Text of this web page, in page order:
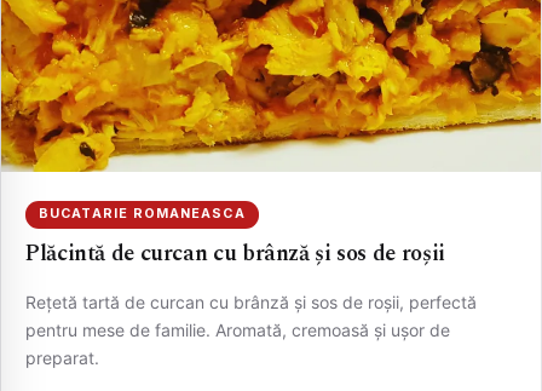
BUCATARIE ROMANEASCA
Plăcintă de curcan cu brânză și sos de roșii
Rețetă tartă de curcan cu brânză și sos de roșii, perfectă
pentru mese de familie. Aromată, cremoasă și ușor de
preparat.